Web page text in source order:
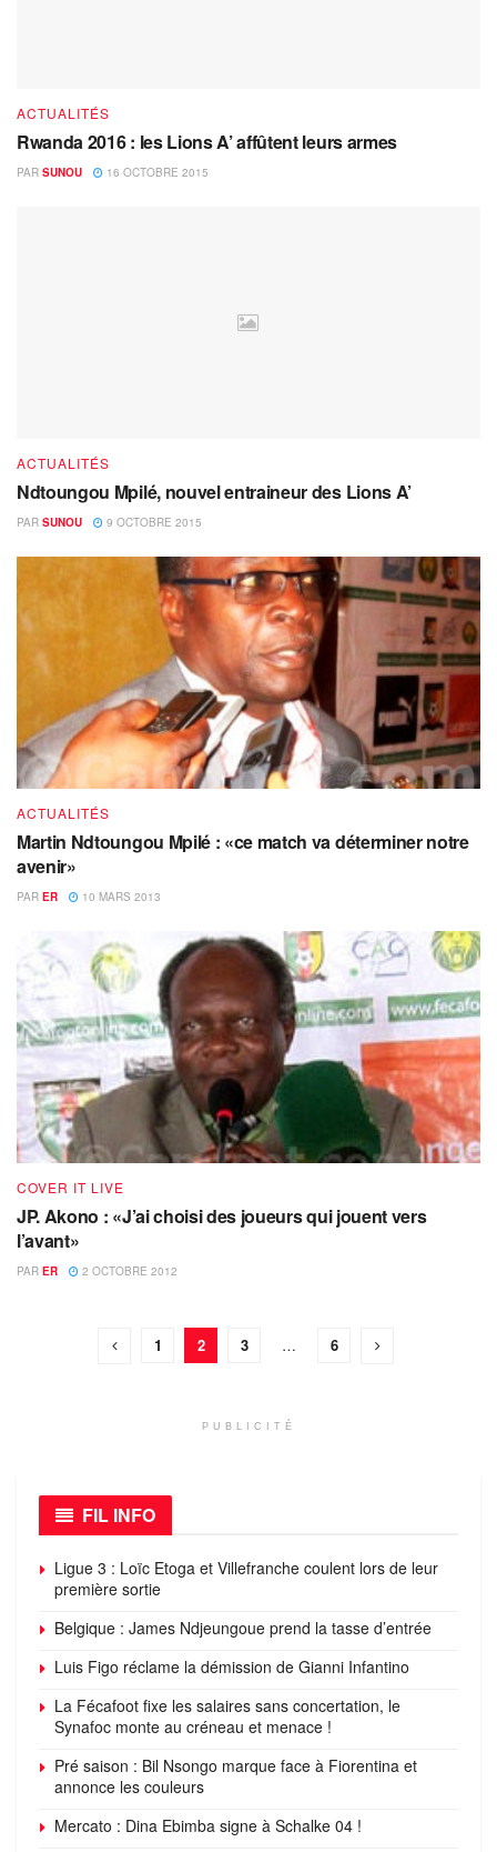
ACTUALITÉS
Rwanda 2016 : les Lions A’ affûtent leurs armes
PAR SUNOU 16 OCTOBRE 2015
ACTUALITÉS
Ndtoungou Mpilé, nouvel entraineur des Lions A’
PAR SUNOU 9 OCTOBRE 2015
ACTUALITÉS
Martin Ndtoungou Mpilé : «ce match va déterminer notre
avenir»
PAR ER 10 MARS 2013
COVER IT LIVE
JP. Akono : «J’ai choisi des joueurs qui jouent vers
l’avant»
PAR ER 2 OCTOBRE 2012
1 2 3 … 6
PUBLICITÉ
FIL INFO
Ligue 3 : Loïc Etoga et Villefranche coulent lors de leur
première sortie
Belgique : James Ndjeungoue prend la tasse d’entrée
Luis Figo réclame la démission de Gianni Infantino
La Fécafoot fixe les salaires sans concertation, le
Synafoc monte au créneau et menace !
Pré saison : Bil Nsongo marque face à Fiorentina et
annonce les couleurs
Mercato : Dina Ebimba signe à Schalke 04 !